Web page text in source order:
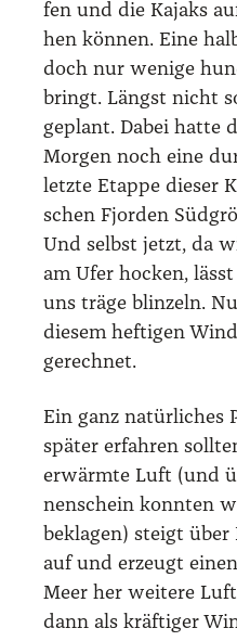
fen und die Kajaks
hen kön­nen. Eine
doch nur weni­ge
bringt. Längst nicht
geplant. Dabei hat­te
Mor­gen noch eine
letz­te Etap­pe die­ser
schen Fjor­den
Und selbst jetzt, da
am Ufer hocken,
uns trä­ge blin­zeln.
die­sem hef­ti­gen
gerech­net.
Ein ganz natür­li­ches
spä­ter erfah­ren
erwärm­te Luft (und
nen­schein konn­ten
bekla­gen) steigt
auf und erzeugt
Meer her wei­te­re
dann als kräf­ti­ger